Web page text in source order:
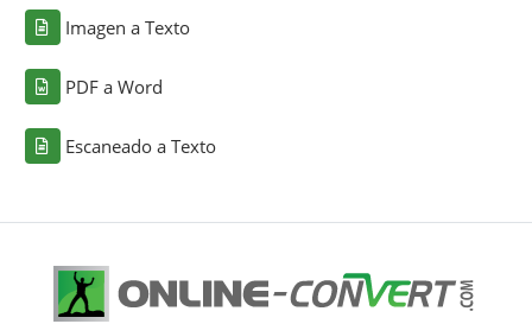
Imagen a Texto
PDF a Word
Escaneado a Texto